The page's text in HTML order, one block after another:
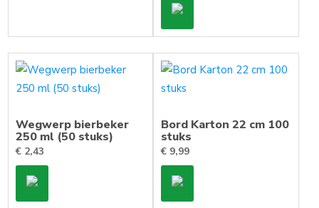
Wegwerp bierbeker
250 ml (50 stuks)
€ 2,43
Bord Karton 22 cm 100
stuks
€ 9,99